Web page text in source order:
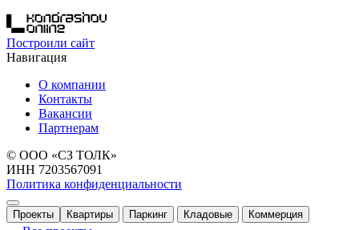
Построили сайт
Навигация
О компании
Контакты
Вакансии
Партнерам
© ООО «СЗ ТОЛК»
ИНН 7203567091
Политика конфиденциальности
Проекты Квартиры Паркинг Кладовые Коммерция